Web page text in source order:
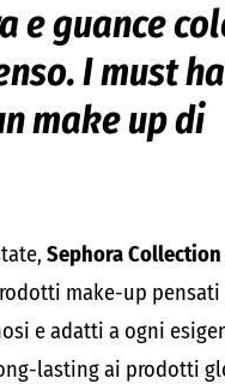
e guance
I must
make up di
Sephora Collection
make-up pensati
e adatti a ogni
lasting ai prodotti